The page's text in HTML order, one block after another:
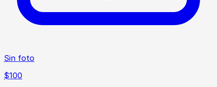
Sin foto
$100